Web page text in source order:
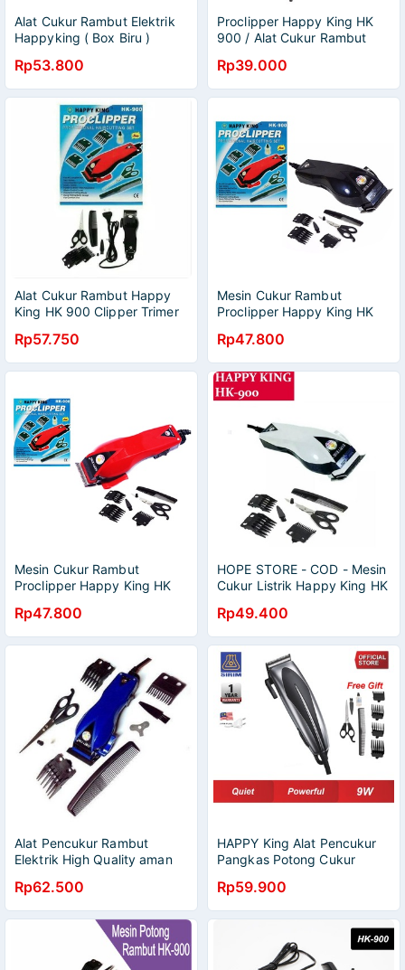
Alat Cukur Rambut Elektrik
Happyking ( Box Biru )
Rp53.800
Proclipper Happy King HK
900 / Alat Cukur Rambut
Cukur HK900
Rp39.000
Alat Cukur Rambut Happy
King HK 900 Clipper Trimer
Rp57.750
Mesin Cukur Rambut
Proclipper Happy King HK
Rp47.800
Mesin Cukur Rambut
Proclipper Happy King HK
Elektrik Happyking ( Box
Biru )
Rp47.800
HOPE STORE - COD - Mesin
Cukur Listrik Happy King HK
Cukur Potong Rambut
Jenggot Kumis
Rp49.400
Alat Pencukur Rambut
Elektrik High Quality aman
dewasa alat pencukur
elektrik HAPPY KING
Rp62.500
HAPPY King Alat Pencukur
Pangkas Potong Cukur
Hair Clipper Trimmer
Rp59.900